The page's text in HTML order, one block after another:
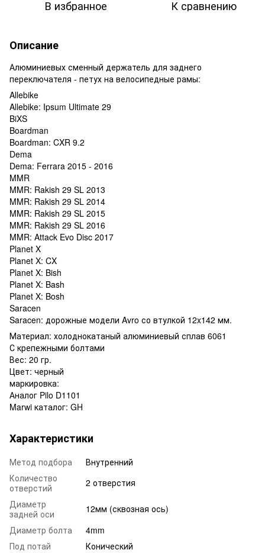
В избранное К сравнению
Описание
Алюминиевых сменный держатель для заднего
переключателя - петух на велосипедные рамы:
Allebike
Allebike: Ipsum Ultimate 29
BiXS
Boardman
Boardman: CXR 9.2
Dema
Dema: Ferrara 2015 - 2016
MMR
MMR: Rakish 29 SL 2013
MMR: Rakish 29 SL 2014
MMR: Rakish 29 SL 2015
MMR: Rakish 29 SL 2016
MMR: Attack Evo Disc 2017
Planet X
Planet X: CX
Planet X: Bish
Planet X: Bash
Planet X: Bosh
Saracen
Saracen: дорожные модели Avro со втулкой 12x142 мм.
Материал: холоднокатаный алюминиевый сплав 6061
С крепежными болтами
Вес: 20 гр.
Цвет: черный
маркировка:
Аналог Pilo D1101
Marwi каталог: GH
Характеристики
Метод подбора
Внутренний
Количество
отверстий
2 отверстия
Диаметр
задней оси
12мм (сквозная ось)
Диаметр болта
4mm
Под потай
Конический